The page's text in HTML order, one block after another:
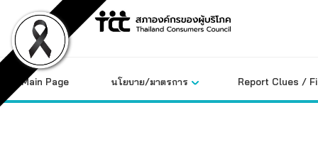
content
Main Page นโยบาย/มาตรการ Report Clues /